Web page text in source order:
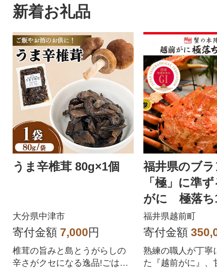
新着お礼品
うま辛椎茸 80g×1個
大分県中津市
寄付金額 7,000円
椎茸の旨みと島とうがらしの
辛さがクセになる逸品!ごはん
福井県のブ
「極」に準
がに 極落ち
～】11月発送
福井県越前町
寄付金額
熟練の職人が丁寧
た『越前がに』、